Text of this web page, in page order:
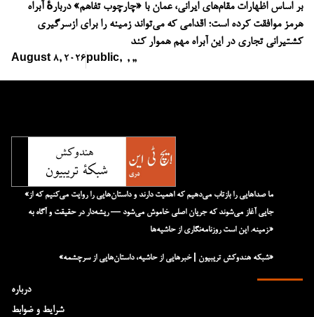
بر اساس اظهارات مقام‌های ایرانی، عمان با «چارچوب تفاهم» دربارهٔ آبراه
هرمز موافقت کرده است؛ اقدامی که می‌تواند زمینه را برای ازسرگیری
کشتیرانی تجاری در این آبراه مهم هموار کند
August 8, 2026 public, ,,,
درباره
شرایط و ضوابط
«ما صداهایی را بازتاب می‌دهیم که اهمیت دارند و داستان‌هایی را روایت می‌کنیم که از
جایی آغاز می‌شوند که جریان اصلی خاموش می‌شود — ریشه‌دار در حقیقت و آگاه به
زمینه. این است روزنامه‌نگاری از حاشیه‌ها.»
«شبکه هند‌و‌کش تریبیون | خبرهایی از حاشیه، داستان‌هایی از سرچشمه»